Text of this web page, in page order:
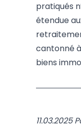
pratiqués
étendue
cantonné
biens